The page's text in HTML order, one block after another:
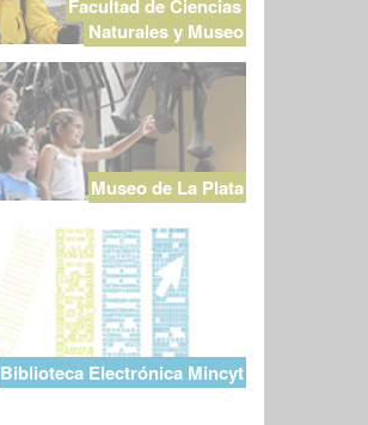
Facultad de Ciencias
Naturales y Museo
Museo de La Plata
Biblioteca Electrónica Mincyt